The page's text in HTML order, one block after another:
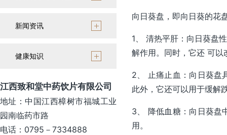
新闻资讯
健康知识
江西致和堂中药饮片有限公司
地址：中国江西樟树市福城工业
园南临药市路
电话：0795－7334888
向日葵盘，即向日葵的花
1、 清热平肝：向日葵盘
解作用。同时，它还 可
2、 止痛止血：向日葵盘
此外，它还可以用于缓解
3、 降低血糖：向日葵盘
用。